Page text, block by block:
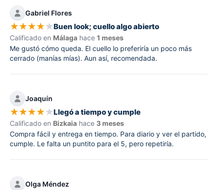
Gabriel Flores
★★★★★Buen look; cuello algo abierto
Calificado en Málaga hace 1 meses
Me gustó cómo queda. El cuello lo preferiría un poco más
cerrado (manías mías). Aun así, recomendada.
Joaquín
★★★★★Llegó a tiempo y cumple
Calificado en Bizkaia hace 3 meses
Compra fácil y entrega en tiempo. Para diario y ver el partido,
cumple. Le falta un puntito para el 5, pero repetiría.
Olga Méndez